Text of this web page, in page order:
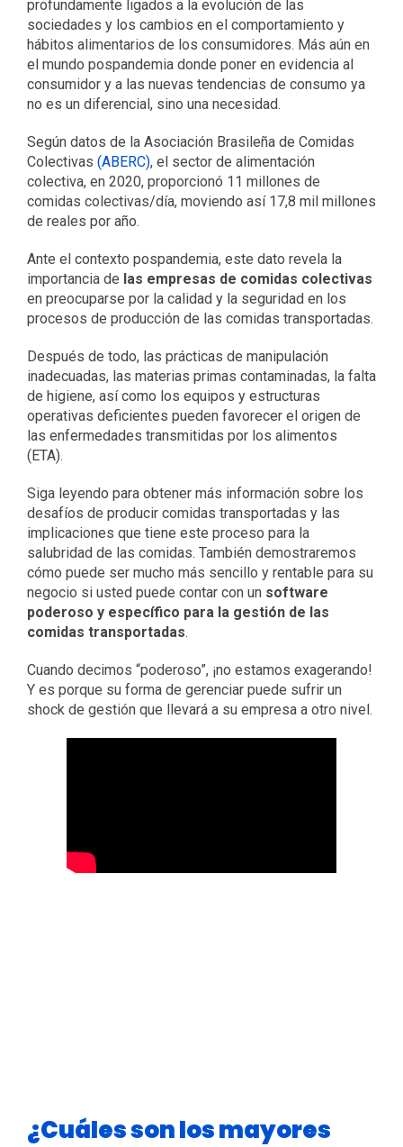
profundamente ligados a la evolución de las
sociedades y los cambios en el comportamiento y
hábitos alimentarios de los consumidores. Más aún en
el mundo pospandemia donde poner en evidencia al
consumidor y a las nuevas tendencias de consumo ya
no es un diferencial, sino una necesidad.
Según datos de la Asociación Brasileña de Comidas
Colectivas (ABERC), el sector de alimentación
colectiva, en 2020, proporcionó 11 millones de
comidas colectivas/día, moviendo así 17,8 mil millones
de reales por año.
Ante el contexto pospandemia, este dato revela la
importancia de las empresas de comidas colectivas
en preocuparse por la calidad y la seguridad en los
procesos de producción de las comidas transportadas.
Después de todo, las prácticas de manipulación
inadecuadas, las materias primas contaminadas, la falta
de higiene, así como los equipos y estructuras
operativas deficientes pueden favorecer el origen de
las enfermedades transmitidas por los alimentos
(ETA).
Siga leyendo para obtener más información sobre los
desafíos de producir comidas transportadas y las
implicaciones que tiene este proceso para la
salubridad de las comidas. También demostraremos
cómo puede ser mucho más sencillo y rentable para su
negocio si usted puede contar con un software
poderoso y específico para la gestión de las
comidas transportadas.
Cuando decimos “poderoso”, ¡no estamos exagerando!
Y es porque su forma de gerenciar puede sufrir un
shock de gestión que llevará a su empresa a otro nivel.
¿Cuáles son los mayores